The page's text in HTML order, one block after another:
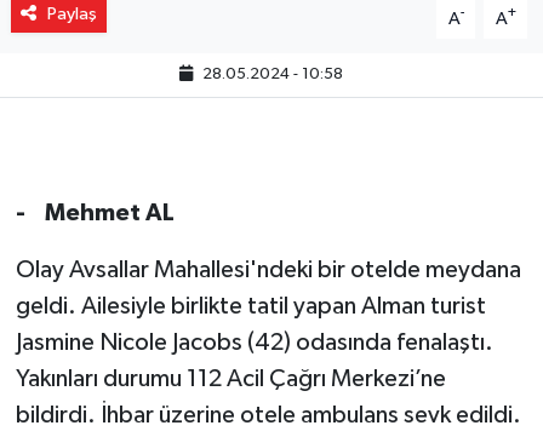
Paylaş A- A+
28.05.2024 - 10:58
- Mehmet AL
Olay Avsallar Mahallesi'ndeki bir otelde meydana
geldi. Ailesiyle birlikte tatil yapan Alman turist
Jasmine Nicole Jacobs (42) odasında fenalaştı.
Yakınları durumu 112 Acil Çağrı Merkezi’ne
bildirdi. İhbar üzerine otele ambulans sevk edildi.